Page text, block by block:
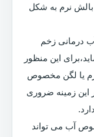
نرم به شکل
درمانی زخم
این منظور
گرم یا لگن مخصوص
این زمینه ضروری
آب می تواند